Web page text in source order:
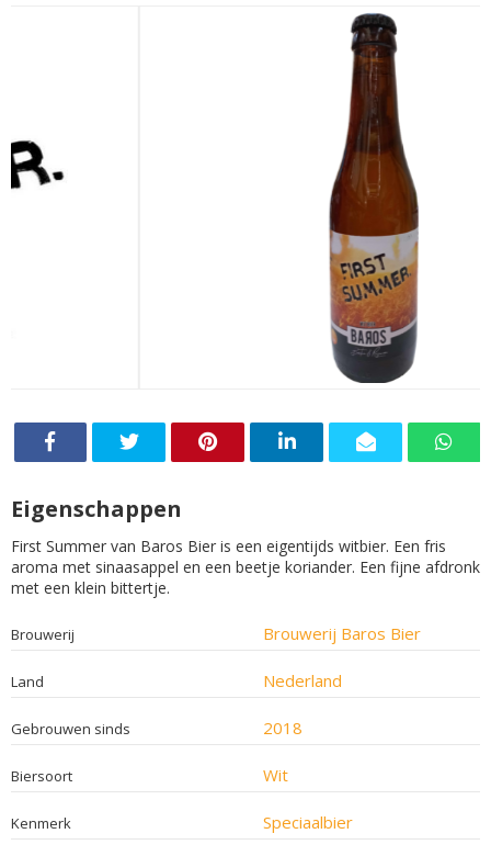
Eigenschappen
First Summer van Baros Bier is een eigentijds witbier. Een fris
aroma met sinaasappel en een beetje koriander. Een fijne afdronk
met een klein bittertje.
Brouwerij Brouwerij Baros Bier
Land Nederland
Gebrouwen sinds 2018
Biersoort Wit
Kenmerk Speciaalbier